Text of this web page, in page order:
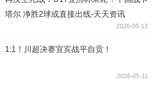
塔尔 净胜2球或直接出线-天天资讯
2026-05-12
1:1！川超决赛宜宾战平自贡！
2026-05-11